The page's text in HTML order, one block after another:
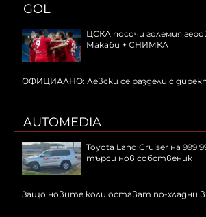
GOL
ЦСКА посочи големия
Макаби + СНИМКА
ОФИЦИАЛНО: Левски се раздели с
AUTOMEDIA
Toyota Land Cruiser на 999
търси нов собственик
Защо новите коли остават по-хладни